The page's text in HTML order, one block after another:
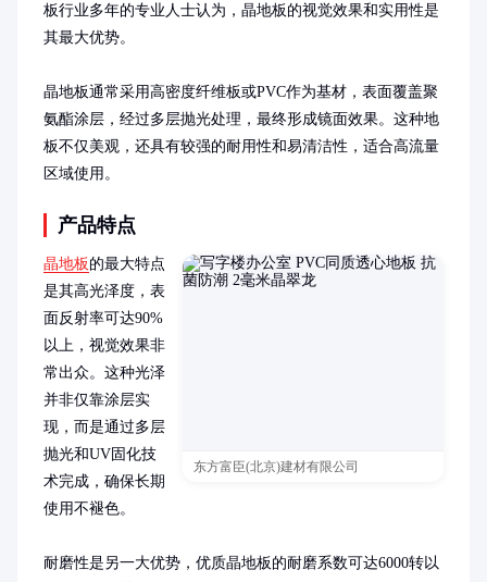
板行业多年的专业人士认为，晶地板的视觉效果和实用性是
其最大优势。
晶地板通常采用高密度纤维板或PVC作为基材，表面覆盖聚
氨酯涂层，经过多层抛光处理，最终形成镜面效果。这种地
板不仅美观，还具有较强的耐用性和易清洁性，适合高流量
区域使用。
产品特点
东方富臣(北京)建材有限公司
晶地板 的最大特点
是其高光泽度，表
面反射率可达90%
以上，视觉效果非
常出众。这种光泽
并非仅靠涂层实
现，而是通过多层
抛光和UV固化技
术完成，确保长期
使用不褪色。
耐磨性是另一大优势，优质晶地板的耐磨系数可达6000转以